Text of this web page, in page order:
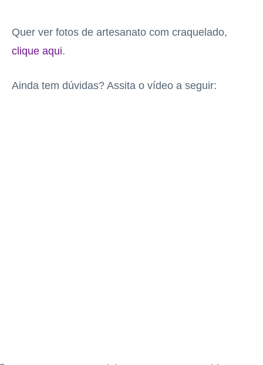
Quer ver fotos de artesanato com craquelado,
clique aqui.
Ainda tem dúvidas? Assita o vídeo a seguir: